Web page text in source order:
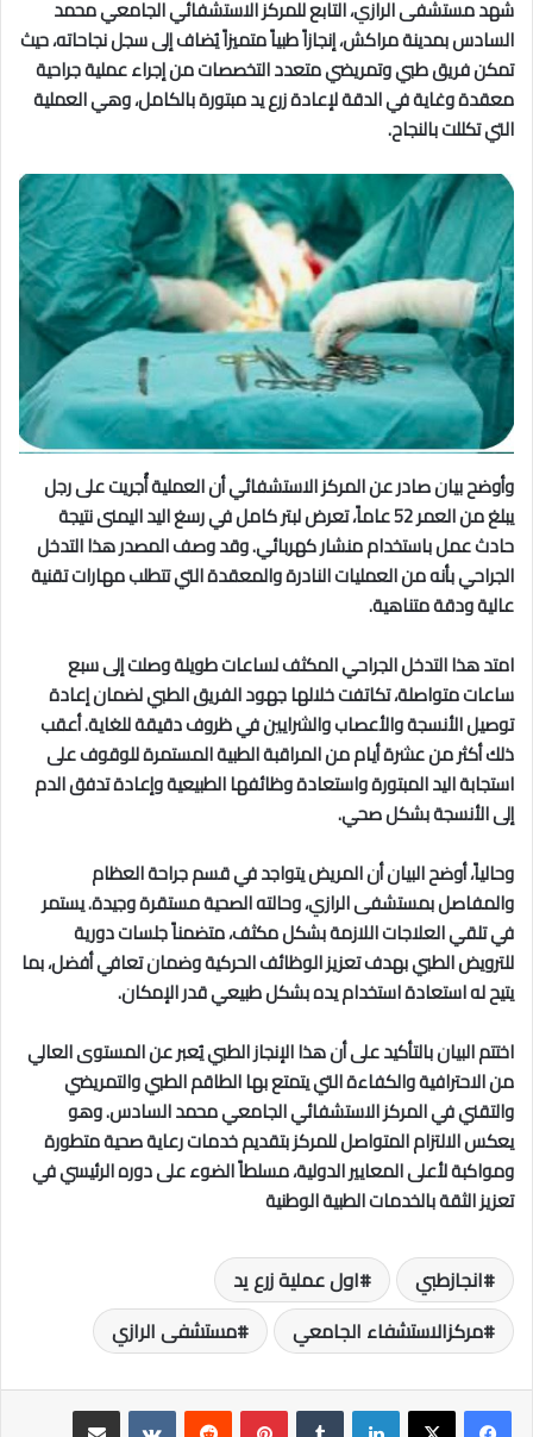
شهد مستشفى الرازي، التابع للمركز الاستشفائي الجامعي محمد
السادس بمدينة مراكش، إنجازاً طبياً متميزاً يُضاف إلى سجل نجاحاته، حيث
تمكن فريق طبي وتمريضي متعدد التخصصات من إجراء عملية جراحية
معقدة وغاية في الدقة لإعادة زرع يد مبتورة بالكامل، وهي العملية
التي تكللت بالنجاح.
وأوضح بيان صادر عن المركز الاستشفائي أن العملية أُجريت على رجل
يبلغ من العمر 52 عاماً، تعرض لبتر كامل في رسغ اليد اليمنى نتيجة
حادث عمل باستخدام منشار كهربائي. وقد وصف المصدر هذا التدخل
الجراحي بأنه من العمليات النادرة والمعقدة التي تتطلب مهارات تقنية
عالية ودقة متناهية.
امتد هذا التدخل الجراحي المكثف لساعات طويلة وصلت إلى سبع
ساعات متواصلة، تكاتفت خلالها جهود الفريق الطبي لضمان إعادة
توصيل الأنسجة والأعصاب والشرايين في ظروف دقيقة للغاية. أعقب
ذلك أكثر من عشرة أيام من المراقبة الطبية المستمرة للوقوف على
استجابة اليد المبتورة واستعادة وظائفها الطبيعية وإعادة تدفق الدم
إلى الأنسجة بشكل صحي.
وحالياً، أوضح البيان أن المريض يتواجد في قسم جراحة العظام
والمفاصل بمستشفى الرازي، وحالته الصحية مستقرة وجيدة. يستمر
في تلقي العلاجات اللازمة بشكل مكثف، متضمناً جلسات دورية
للترويض الطبي بهدف تعزيز الوظائف الحركية وضمان تعافي أفضل، بما
يتيح له استعادة استخدام يده بشكل طبيعي قدر الإمكان.
اختتم البيان بالتأكيد على أن هذا الإنجاز الطبي يُعبر عن المستوى العالي
من الاحترافية والكفاءة التي يتمتع بها الطاقم الطبي والتمريضي
والتقني في المركز الاستشفائي الجامعي محمد السادس. وهو
يعكس الالتزام المتواصل للمركز بتقديم خدمات رعاية صحية متطورة
ومواكبة لأعلى المعايير الدولية، مسلطاً الضوء على دوره الرئيسي في
تعزيز الثقة بالخدمات الطبية الوطنية
انجازطبي
اول عملية زرع يد
مركزالاستشفاء الجامعي
مستشفى الرازي
لينكدإن بينتيريست
مشاركة عبر البريد